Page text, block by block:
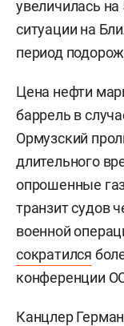
увеличилась на
ситуации на
период
Цена нефти
баррель в
Ормузский
длительного
опрошенные
транзит судов
военной
сократился
конференции
Канцлер